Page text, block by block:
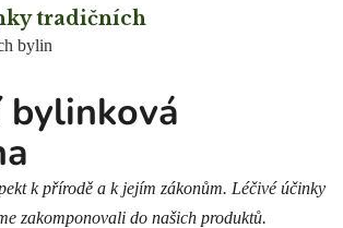
tradičních
bylin
bylinková
k přírodě a k jejím zákonům. Léčivé účinky
zakomponovali do našich produktů.